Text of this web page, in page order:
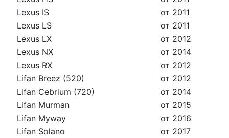
Lexus IS
от 2011
Lexus LS
от 2011
Lexus LX
от 2012
Lexus NX
от 2014
Lexus RX
от 2012
Lifan Breez (520)
от 2012
Lifan Cebrium (720)
от 2014
Lifan Murman
от 2015
Lifan Myway
от 2016
Lifan Solano
от 2017